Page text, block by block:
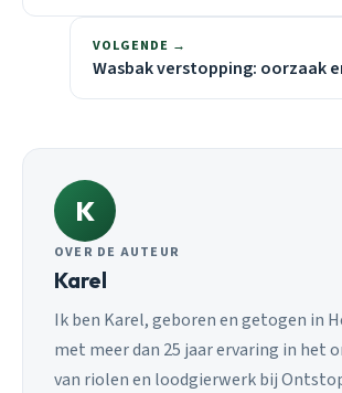
VOLGENDE →
Wasbak verstopping: oorzaak
K
OVER DE AUTEUR
Karel
Ik ben Karel, geboren en getogen in
met meer dan 25 jaar ervaring in het
van riolen en loodgierwerk bij